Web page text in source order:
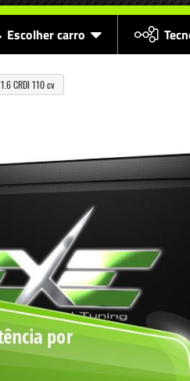
Escolher carro
1.6 CRDI 110 cv